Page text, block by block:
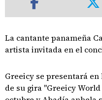
La cantante panameña
artista invitada en el
Greeicy se presentará
de su gira "Greeicy